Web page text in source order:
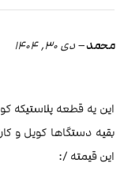
محمد– دی 30, 1404
این یه قطعه پلاستیکه
بقیه دستگاها کویل و
این قیمته /: